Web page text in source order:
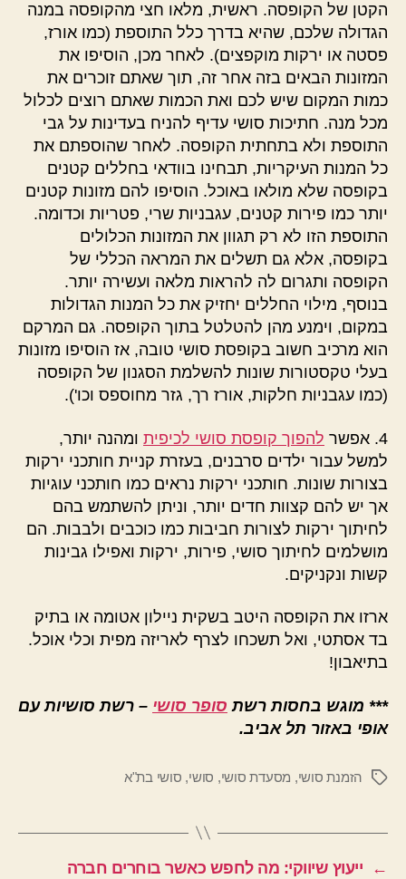
הקטן של הקופסה. ראשית, מלאו חצי מהקופסה במנה
הגדולה שלכם, שהיא בדרך כלל התוספת (כמו אורז,
פסטה או ירקות מוקפצים). לאחר מכן, הוסיפו את
המזונות הבאים בזה אחר זה, תוך שאתם זוכרים את
כמות המקום שיש לכם ואת הכמות שאתם רוצים לכלול
מכל מנה. חתיכות סושי עדיף להניח בעדינות על גבי
התוספת ולא בתחתית הקופסה. לאחר שהוספתם את
כל המנות העיקריות, תבחינו בוודאי בחללים קטנים
בקופסה שלא מולאו באוכל. הוסיפו להם מזונות קטנים
יותר כמו פירות קטנים, עגבניות שרי, פטריות וכדומה.
התוספת הזו לא רק תגוון את המזונות הכלולים
בקופסה, אלא גם תשלים את המראה הכללי של
הקופסה ותגרום לה להראות מלאה ועשירה יותר.
בנוסף, מילוי החללים יחזיק את כל המנות הגדולות
במקום, וימנע מהן להטלטל בתוך הקופסה. גם המרקם
הוא מרכיב חשוב בקופסת סושי טובה, אז הוסיפו מזונות
בעלי טקסטורות שונות להשלמת הסגנון של הקופסה
(כמו עגבניות חלקות, אורז רך, גזר מחוספס וכו').
4. אפשר להפוך קופסת סושי לכיפית ומהנה יותר,
למשל עבור ילדים סרבנים, בעזרת קניית חותכני ירקות
בצורות שונות. חותכני ירקות נראים כמו חותכני עוגיות
אך יש להם קצוות חדים יותר, וניתן להשתמש בהם
לחיתוך ירקות לצורות חביבות כמו כוכבים ולבבות. הם
מושלמים לחיתוך סושי, פירות, ירקות ואפילו גבינות
קשות ונקניקים.
ארזו את הקופסה היטב בשקית ניילון אטומה או בתיק
בד אסתטי, ואל תשכחו לצרף לאריזה מפית וכלי אוכל.
בתיאבון!
*** מוגש בחסות רשת סופר סושי – רשת סושיות עם
אופי באזור תל אביב.
תגיותהזמנת סושי, מסעדת סושי, סושי, סושי בת"א
← ייעוץ שיווקי: מה לחפש כאשר בוחרים חברה